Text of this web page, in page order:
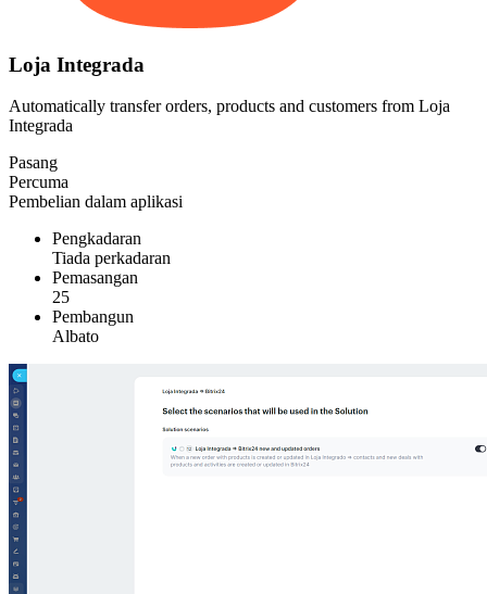
Loja Integrada
Automatically transfer orders, products and customers from Loja
Integrada
Pasang
Percuma
Pembelian dalam aplikasi
Pengkadaran
Tiada perkadaran
Pemasangan
25
Pembangun
Albato